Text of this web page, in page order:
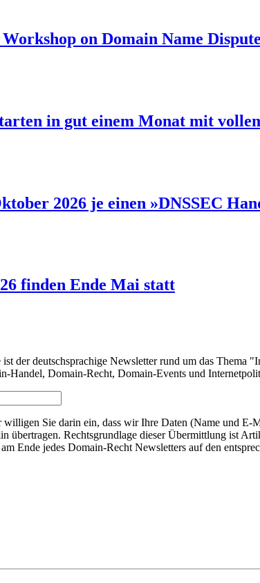
on Domain Name
in gut einem Monat mit
2026 je einen »DNSSEC
finden Ende Mai statt
der deutschsprachige Newsletter rund um das Thema
Handel, Domain-Recht, Domain-Events und
Sie darin ein, dass wir Ihre Daten (Name und
übertragen. Rechtsgrundlage dieser Übermittlung ist
Ende jedes Domain-Recht Newsletters auf den